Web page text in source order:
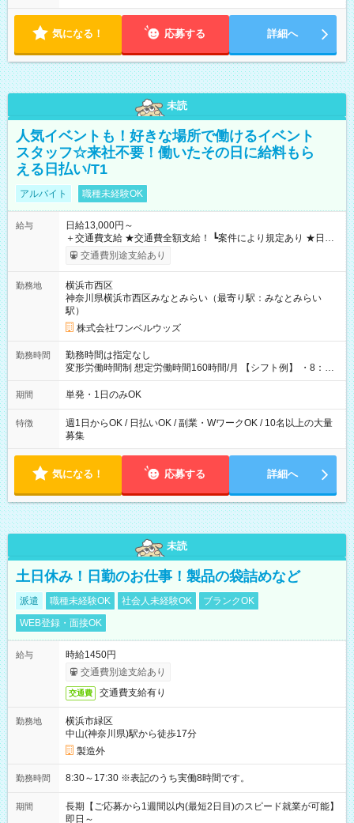
気になる！ 応募する 詳細へ
未読
人気イベントも！好きな場所で働けるイベント
スタッフ☆来社不要！働いたその日に給料もら
える日払い/T1
アルバイト 職種未経験OK
給与
日給13,000円～
＋交通費支給 ★交通費全額支給！ ┗案件により規定あり ★日払
いOK！（規定あり） ┗働いたその日に現金GET♪ お仕事後はコ
ンビニATMから 日払い分を引き落とせます！ 【試用期間】試
交通費別途支給あり
勤務地
横浜市西区
神奈川県横浜市西区みなとみらい（最寄り駅：みなとみらい
駅）
株式会社ワンベルウッズ
勤務時間
勤務時間は指定なし
変形労働時間制 想定労働時間160時間/月 【シフト例】 ・8：00
～21：00
期間 単発・1日のみOK
特徴
週1日からOK / 日払いOK / 副業・WワークOK / 10名以上の大量
募集
気になる！ 応募する 詳細へ
未読
土日休み！日勤のお仕事！製品の袋詰めなど
派遣 職種未経験OK 社会人未経験OK
ブランクOK
WEB登録・面接OK
給与
時給1450円
交通費別途支給あり
交通費 交通費支給有り
勤務地
横浜市緑区
中山(神奈川県)駅から徒歩17分
製造外
勤務時間 8:30～17:30 ※表記のうち実働8時間です。
期間
長期【ご応募から1週間以内(最短2日目)のスピード就業が可能】
即日～